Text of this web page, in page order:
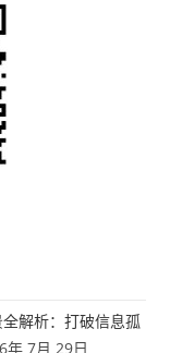
解析：打破信息孤
年 7月 29日